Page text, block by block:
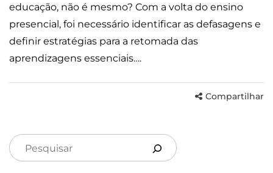
educação, não é mesmo? Com a volta do ensino
presencial, foi necessário identificar as defasagens e
definir estratégias para a retomada das
aprendizagens essenciais….
Compartilhar